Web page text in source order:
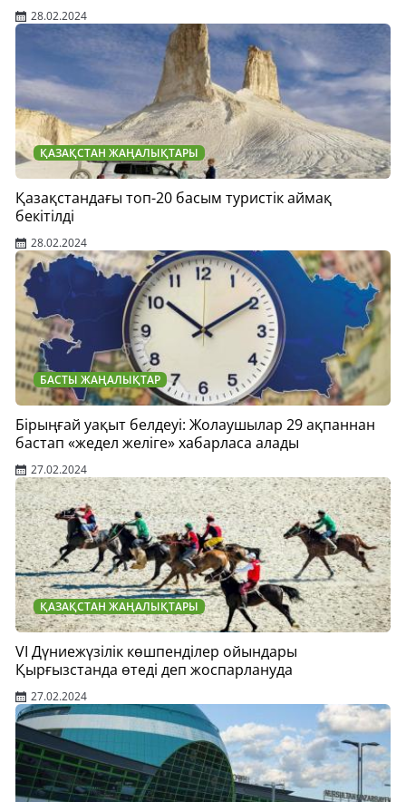
28.02.2024
ҚАЗАҚСТАН ЖАҢАЛЫҚТАРЫ
Қазақстандағы топ-20 басым туристік аймақ
бекітілді
28.02.2024
БАСТЫ ЖАҢАЛЫҚТАР
Бірыңғай уақыт белдеуі: Жолаушылар 29 ақпаннан
бастап «жедел желіге» хабарласа алады
27.02.2024
ҚАЗАҚСТАН ЖАҢАЛЫҚТАРЫ
VI Дүниежүзілік көшпенділер ойындары
Қырғызстанда өтеді деп жоспарлануда
27.02.2024